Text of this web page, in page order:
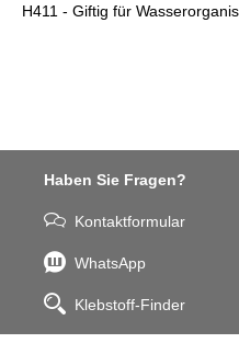
H411 - Giftig für
Haben Sie Fragen?
Kontaktformular
WhatsApp
Klebstoff-Finder